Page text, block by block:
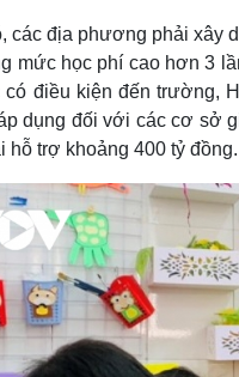
các địa phương phải xây
mức học phí cao hơn 3
có điều kiện đến trường,
dụng đối với các cơ sở
hỗ trợ khoảng 400 tỷ đồng.